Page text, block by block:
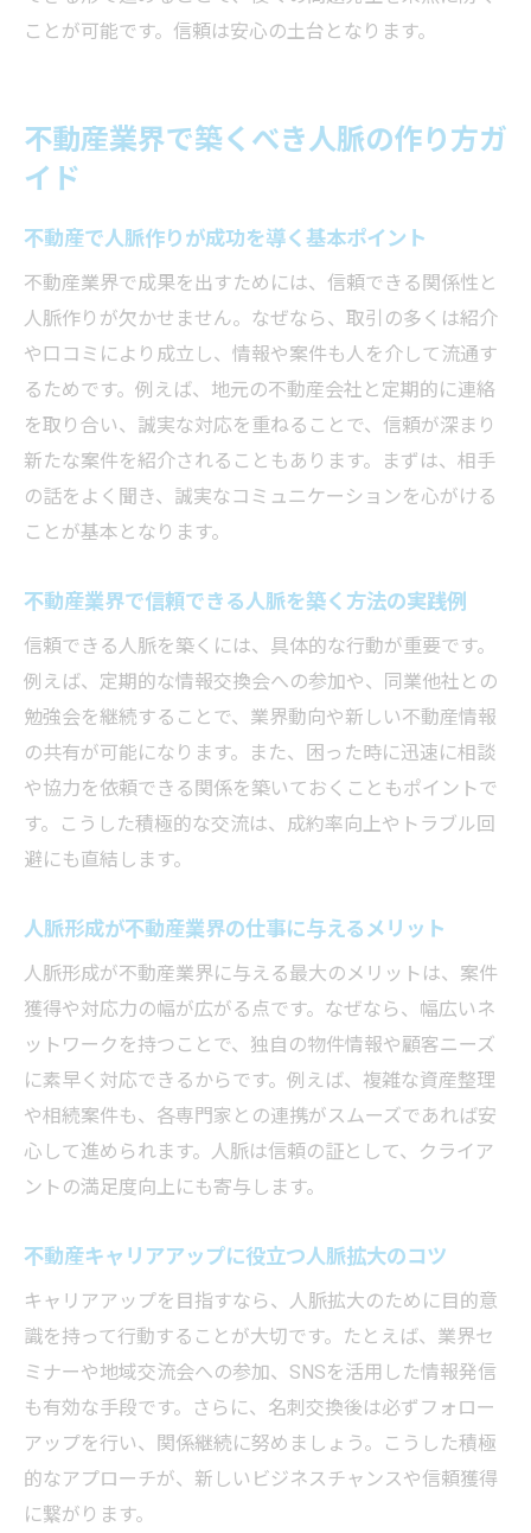
女性にも活躍できる不動産の人脈形成ポイ
不動産業界分類を意識したネットワーキン
グ術
ことが可能です。信頼は安心の土台となります。
不動産業界で築くべき人脈の作り方ガ
イド
不動産で人脈作りが成功を導く基本ポイント
不動産業界で成果を出すためには、信頼できる関係性と
人脈作りが欠かせません。なぜなら、取引の多くは紹介
や口コミにより成立し、情報や案件も人を介して流通す
るためです。例えば、地元の不動産会社と定期的に連絡
を取り合い、誠実な対応を重ねることで、信頼が深まり
新たな案件を紹介されることもあります。まずは、相手
の話をよく聞き、誠実なコミュニケーションを心がける
ことが基本となります。
不動産業界で信頼できる人脈を築く方法の実践例
信頼できる人脈を築くには、具体的な行動が重要です。
例えば、定期的な情報交換会への参加や、同業他社との
勉強会を継続することで、業界動向や新しい不動産情報
の共有が可能になります。また、困った時に迅速に相談
や協力を依頼できる関係を築いておくこともポイントで
す。こうした積極的な交流は、成約率向上やトラブル回
避にも直結します。
人脈形成が不動産業界の仕事に与えるメリット
人脈形成が不動産業界に与える最大のメリットは、案件
獲得や対応力の幅が広がる点です。なぜなら、幅広いネ
ットワークを持つことで、独自の物件情報や顧客ニーズ
に素早く対応できるからです。例えば、複雑な資産整理
や相続案件も、各専門家との連携がスムーズであれば安
心して進められます。人脈は信頼の証として、クライア
ントの満足度向上にも寄与します。
不動産キャリアアップに役立つ人脈拡大のコツ
キャリアアップを目指すなら、人脈拡大のために目的意
識を持って行動することが大切です。たとえば、業界セ
ミナーや地域交流会への参加、SNSを活用した情報発信
も有効な手段です。さらに、名刺交換後は必ずフォロー
アップを行い、関係継続に努めましょう。こうした積極
的なアプローチが、新しいビジネスチャンスや信頼獲得
に繋がります。